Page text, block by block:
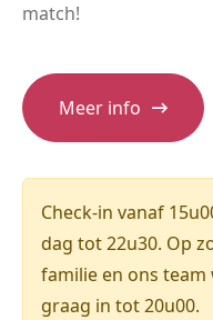
match!
Meer info
Check-in vanaf
dag tot 22u30. Op
familie en ons team
graag in tot 20u00.